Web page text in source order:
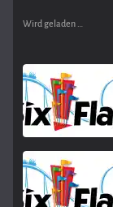
Wird geladen …